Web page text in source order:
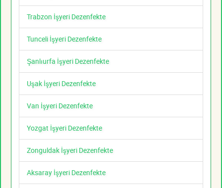
Trabzon İşyeri Dezenfekte
Tunceli İşyeri Dezenfekte
Şanlıurfa İşyeri Dezenfekte
Uşak İşyeri Dezenfekte
Van İşyeri Dezenfekte
Yozgat İşyeri Dezenfekte
Zonguldak İşyeri Dezenfekte
Aksaray İşyeri Dezenfekte